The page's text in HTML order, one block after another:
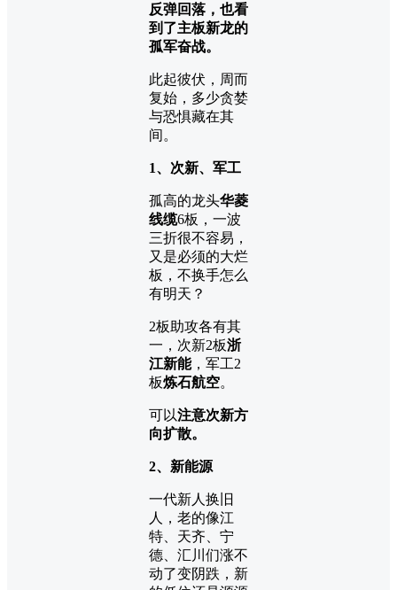
反弹回落，也看
到了主板新龙的
孤军奋战。
此起彼伏，周而
复始，多少贪婪
与恐惧藏在其
间。
1、次新、军工
孤高的龙头华菱
线缆6板，一波
三折很不容易，
又是必须的大烂
板，不换手怎么
有明天？
2板助攻各有其
一，次新2板浙
江新能，军工2
板炼石航空。
可以注意次新方
向扩散。
2、新能源
一代新人换旧
人，老的像江
特、天齐、宁
德、汇川们涨不
动了变阴跌，新